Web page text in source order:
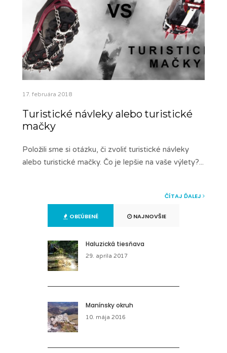
17. februára 2018
Turistické návleky alebo turistické
mačky
Položili sme si otázku, či zvoliť turistické návleky
alebo turistické mačky. Čo je lepšie na vaše výlety?...
ČÍTAJ ĎALEJ
OBĽÚBENÉ NAJNOVŠIE
Haluzická tiesňava
29. apríla 2017
Manínsky okruh
10. mája 2016